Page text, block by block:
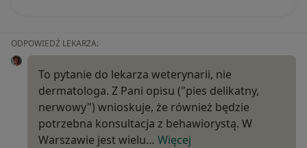
ODPOWIEDŹ LEKARZA:
To pytanie do lekarza weterynarii, nie
dermatologa. Z Pani opisu ("pies delikatny,
nerwowy") wnioskuje, że również będzie
potrzebna konsultacja z behawiorystą. W
Warszawie jest wielu… Więcej